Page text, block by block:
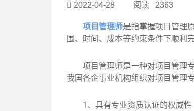
2022-04-28 阅读 2363
项目管理师是指掌握项目管理
围、时间、成本等约束条件下顺利
项目管理师是一种对项目管理专
我国各企事业机构组织对项目管理
1、具有专业资质认证的权威性